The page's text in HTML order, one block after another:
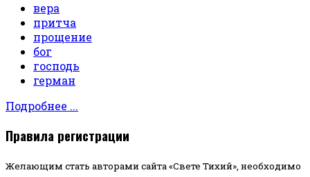
вера
притча
прощение
бог
господь
герман
Подробнее ...
Правила регистрации
Желающим стать авторами сайта «Свете Тихий», необходимо